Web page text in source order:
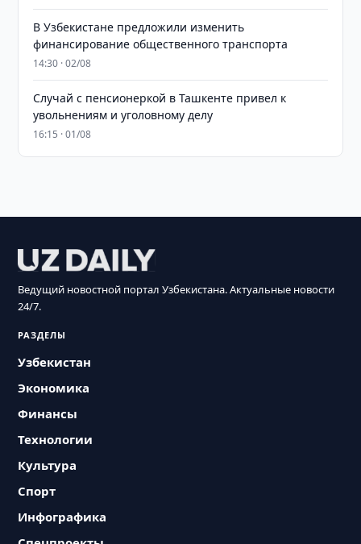
В Узбекистане предложили изменить
финансирование общественного транспорта
14:30 · 02/08
Случай с пенсионеркой в Ташкенте привел к
увольнениям и уголовному делу
16:15 · 01/08
Ведущий новостной портал Узбекистана. Актуальные новости
24/7.
РАЗДЕЛЫ
Узбекистан
Экономика
Финансы
Технологии
Культура
Спорт
Инфографика